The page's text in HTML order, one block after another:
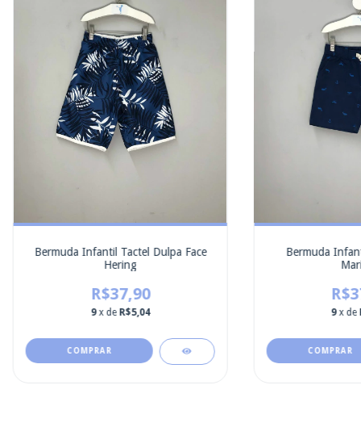
Bermuda Infantil Tactel Dulpa Face
Hering
R$37,90
9 x de R$5,04
COMPRAR
Bermuda
9 x de
COMPRAR